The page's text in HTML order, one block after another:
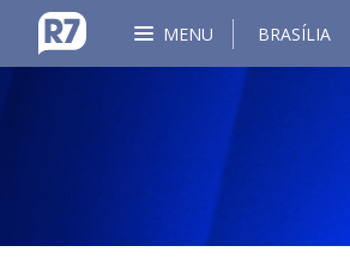
MENU BRASÍLIA